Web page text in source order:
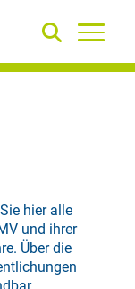
hier alle
und ihrer
Über die